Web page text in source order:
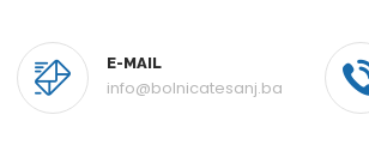
E-MAIL
info@bolnicatesanj.ba